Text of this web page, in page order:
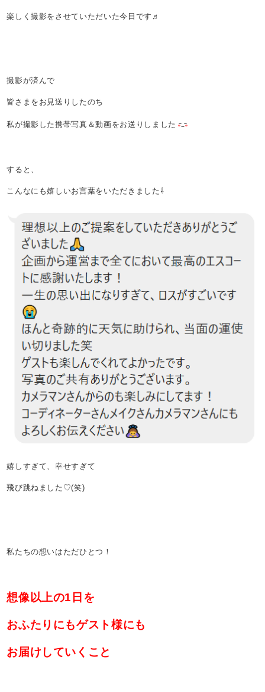
楽しく撮影をさせていただいた今日です♬
撮影が済んで
皆さまをお見送りしたのち
私が撮影した携帯写真＆動画をお送りしました
すると、
こんなにも嬉しいお言葉をいただきました⇩
嬉しすぎて、幸せすぎて
飛び跳ねました♡(笑)
私たちの想いはただひとつ！
想像以上の1日を
おふたりにもゲスト様にも
お届けしていくこと